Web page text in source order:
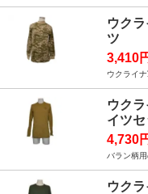
ウク
ツ
3,410
ウクライ
ウク
イツセ
4,730
バラン柄
ウク